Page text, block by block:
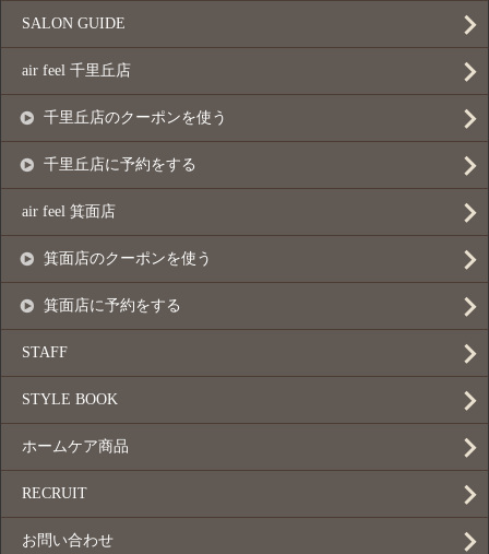
SALON GUIDE
air feel 千里丘店
千里丘店のクーポンを使う
千里丘店に予約をする
air feel 箕面店
箕面店のクーポンを使う
箕面店に予約をする
STAFF
STYLE BOOK
ホームケア商品
RECRUIT
お問い合わせ